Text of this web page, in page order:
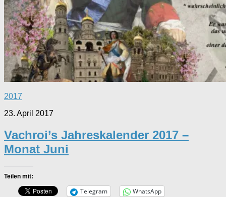
2017
23. April 2017
Vachroi’s Jahreskalender 2017 –
Monat Juni
Teilen mit:
Telegram WhatsApp